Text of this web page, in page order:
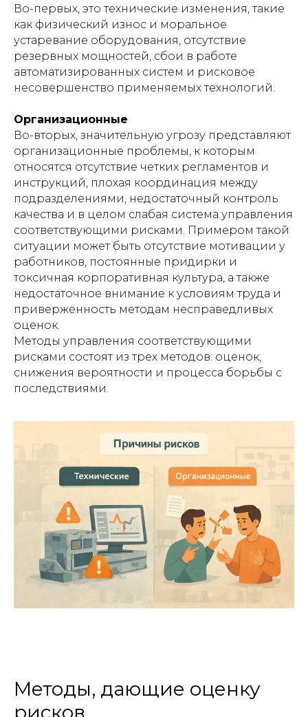
Во-первых, это технические изменения, такие
как физический износ и моральное
устаревание оборудования, отсутствие
резервных мощностей, сбои в работе
автоматизированных систем и рисковое
несовершенство применяемых технологий.
Организационные
Во-вторых, значительную угрозу представляют
организационные проблемы, к которым
относятся отсутствие четких регламентов и
инструкций, плохая координация между
подразделениями, недостаточный контроль
качества и в целом слабая система управления
соответствующими рисками. Примером такой
ситуации может быть отсутствие мотивации у
работников, постоянные придирки и
токсичная корпоративная культура, а также
недостаточное внимание к условиям труда и
приверженность методам несправедливых
оценок.
Методы управления соответствующими
рисками состоят из трех методов: оценок,
снижения вероятности и процесса борьбы с
последствиями.
Методы, дающие оценку
рисков